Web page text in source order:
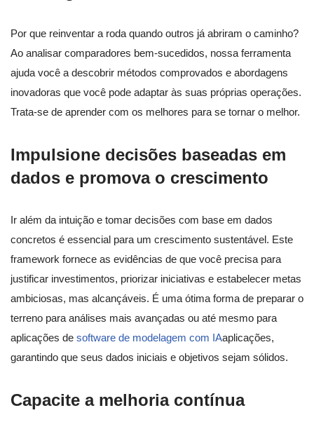
Por que reinventar a roda quando outros já abriram o caminho?
Ao analisar comparadores bem-sucedidos, nossa ferramenta
ajuda você a descobrir métodos comprovados e abordagens
inovadoras que você pode adaptar às suas próprias operações.
Trata-se de aprender com os melhores para se tornar o melhor.
Impulsione decisões baseadas em
dados e promova o crescimento
Ir além da intuição e tomar decisões com base em dados
concretos é essencial para um crescimento sustentável. Este
framework fornece as evidências de que você precisa para
justificar investimentos, priorizar iniciativas e estabelecer metas
ambiciosas, mas alcançáveis. É uma ótima forma de preparar o
terreno para análises mais avançadas ou até mesmo para
aplicações de software de modelagem com IAaplicações,
garantindo que seus dados iniciais e objetivos sejam sólidos.
Capacite a melhoria contínua